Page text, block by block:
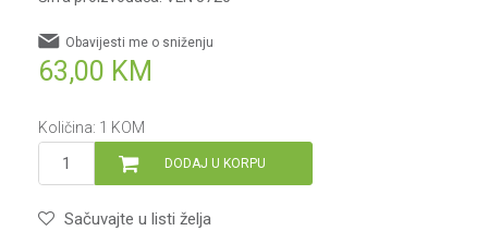
63,00 KM
Obavijesti me o sniženju
Količina: 1 KOM
DODAJ U KORPU
Sačuvajte u listi želja